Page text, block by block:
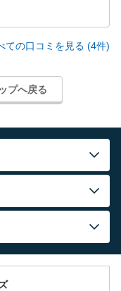
ての口コミを見る (4件)
プへ戻る